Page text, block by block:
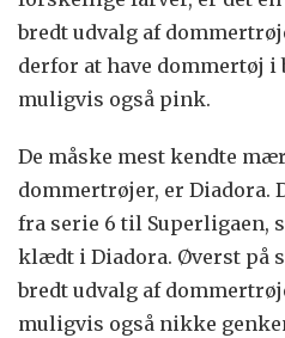
bredt udvalg af
derfor at have dommertøj i
muligvis også pink.
De måske mest kendte
dommertrøjer, er Diadora.
fra serie 6 til Superligaen,
klædt i Diadora. Øverst på
bredt udvalg af
muligvis også nikke